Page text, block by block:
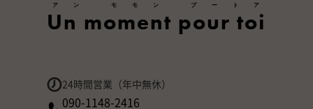
Un moment pour toi
アン モモン プートア
24時間営業（年中無休）
090-1148-2416